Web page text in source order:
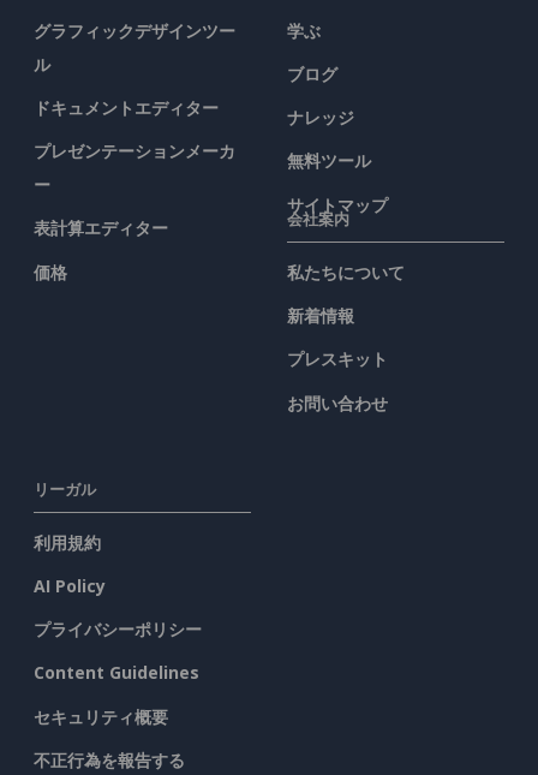
グラフィックデザインツー
ル
ドキュメントエディター
プレゼンテーションメーカ
ー
表計算エディター
価格
学ぶ
ブログ
ナレッジ
無料ツール
サイトマップ
会社案内
私たちについて
新着情報
プレスキット
お問い合わせ
リーガル
利用規約
AI Policy
プライバシーポリシー
Content Guidelines
セキュリティ概要
不正行為を報告する